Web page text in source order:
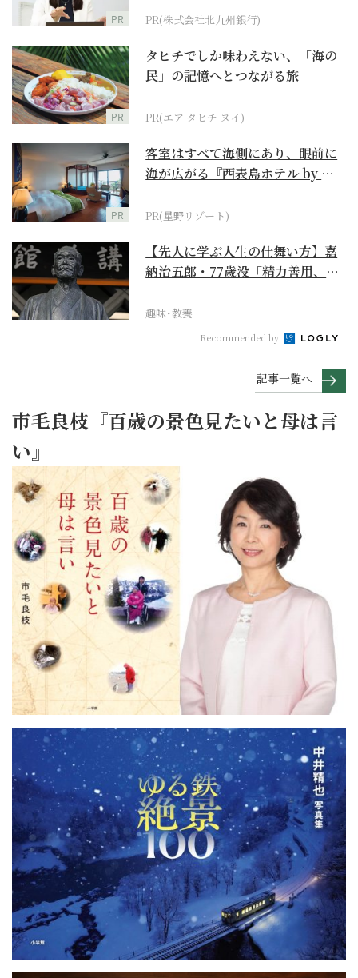
PR PR(株式会社北九州銀行)
PR
タヒチでしか味わえない、「海の
民」の記憶へとつながる旅
PR(エア タヒチ ヌイ)
PR
客室はすべて海側にあり、眼前に
海が広がる『西表島ホテル by 星
PR(星野リゾート)
【先人に学ぶ人生の仕舞い方】嘉
納治五郎・77歳没「精力善用、自
趣味･教養
Recommended by
記事一覧へ
市毛良枝『百歳の景色見たいと母は言
い』